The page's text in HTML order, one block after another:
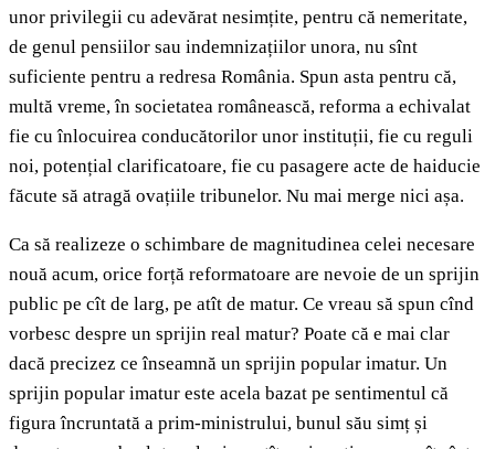
unor privilegii cu adevărat nesimțite, pentru că nemeritate,
de genul pensiilor sau indemnizațiilor unora, nu sînt
suficiente pentru a redresa România. Spun asta pentru că,
multă vreme, în societatea românească, reforma a echivalat
fie cu înlocuirea conducătorilor unor instituții, fie cu reguli
noi, potențial clarificatoare, fie cu pasagere acte de haiducie
făcute să atragă ovațiile tribunelor. Nu mai merge nici așa.
Ca să realizeze o schimbare de magnitudinea celei necesare
nouă acum, orice forță reformatoare are nevoie de un sprijin
public pe cît de larg, pe atît de matur. Ce vreau să spun cînd
vorbesc despre un sprijin real matur? Poate că e mai clar
dacă precizez ce înseamnă un sprijin popular imatur. Un
sprijin popular imatur este acela bazat pe sentimentul că
figura încruntată a prim-ministrului, bunul său simț și